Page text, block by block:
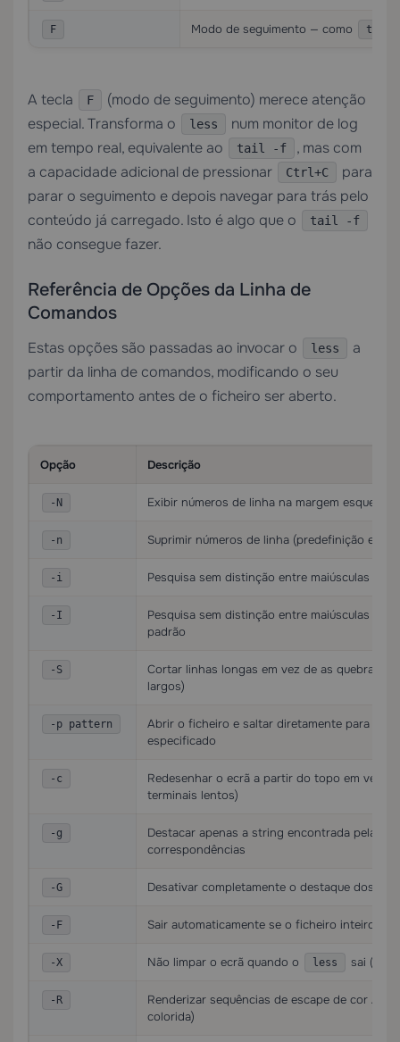
F Modo de seguimento — como tail
A tecla F
(modo de seguimento) merece atenção
especial. Transforma o
less
num monitor de log
em tempo real, equivalente ao
tail -f
, mas com
a capacidade adicional de pressionar
Ctrl+C
para
parar o seguimento e depois navegar para trás pelo
conteúdo já carregado. Isto é algo que o
tail -f
não consegue fazer.
Referência de Opções da Linha de
Comandos
Estas opções são passadas ao invocar o less
a
partir da linha de comandos, modificando o seu
comportamento antes de o ficheiro ser aberto.
Opção Descrição
-N Exibir números de linha na margem esquerda
-n Suprimir números de linha (predefinição em
-i Pesquisa sem distinção entre maiúsculas e
-I
Pesquisa sem distinção entre maiúsculas e
padrão
-S
Cortar linhas longas em vez de as quebrar
largos)
-p pattern
Abrir o ficheiro e saltar diretamente para a
especificado
-c
Redesenhar o ecrã a partir do topo em vez
terminais lentos)
-g
Destacar apenas a string encontrada pela
correspondências
-G Desativar completamente o destaque dos
-F Sair automaticamente se o ficheiro inteiro
-X Não limpar o ecrã quando o less sai
-R
Renderizar sequências de escape de cor
colorida)